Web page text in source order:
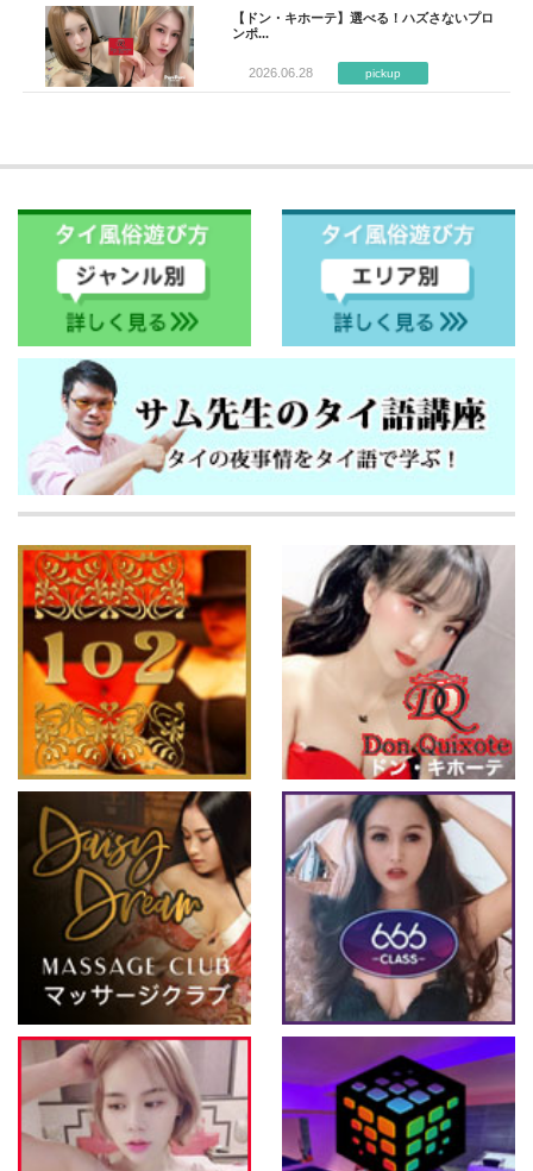
【ドン・キホーテ】選べる！ハズさないプロ
ンポ...
2026.06.28 pickup